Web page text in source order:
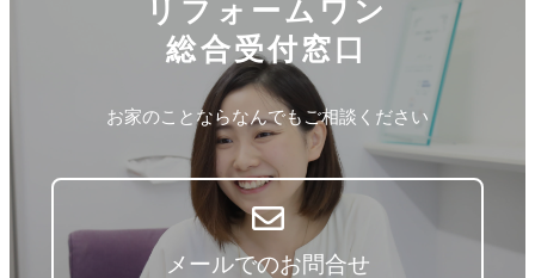
リフォームワン
総合受付窓口
お家のことならなんでもご相談ください
メールでのお問合せ